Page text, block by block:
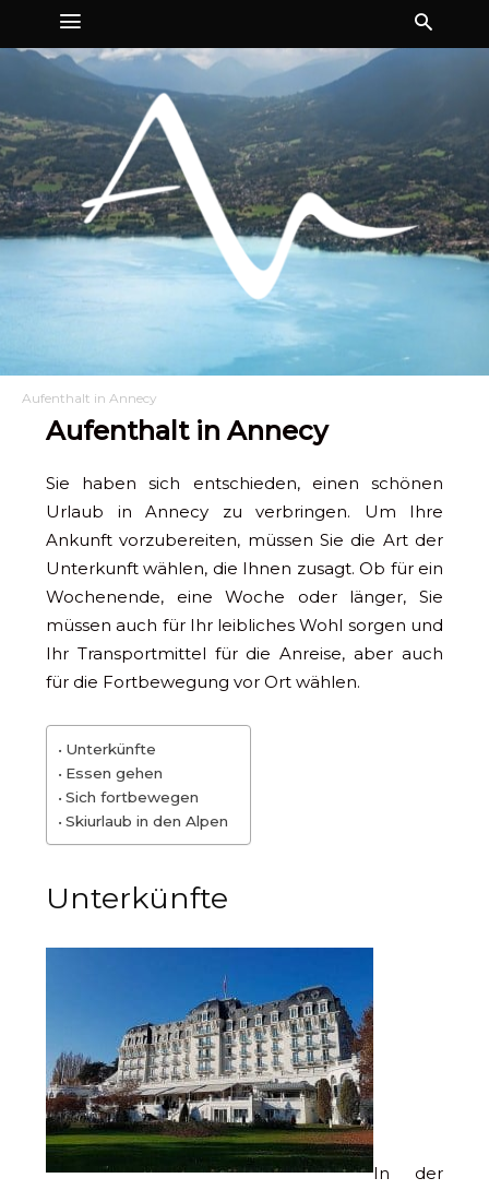
Aufenthalt in Annecy
Aufenthalt in Annecy
Sie haben sich entschieden, einen schönen
Urlaub in Annecy zu verbringen. Um Ihre
Ankunft vorzubereiten, müssen Sie die Art der
Unterkunft wählen, die Ihnen zusagt. Ob für ein
Wochenende, eine Woche oder länger, Sie
müssen auch für Ihr leibliches Wohl sorgen und
Ihr Transportmittel für die Anreise, aber auch
für die Fortbewegung vor Ort wählen.
Unterkünfte
Essen gehen
Sich fortbewegen
Skiurlaub in den Alpen
Unterkünfte
In der